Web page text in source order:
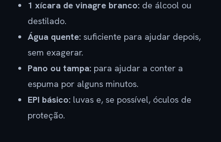
1 xícara de vinagre branco: de álcool ou
destilado.
Água quente: suficiente para ajudar depois,
sem exagerar.
Pano ou tampa: para ajudar a conter a
espuma por alguns minutos.
EPI básico: luvas e, se possível, óculos de
proteção.